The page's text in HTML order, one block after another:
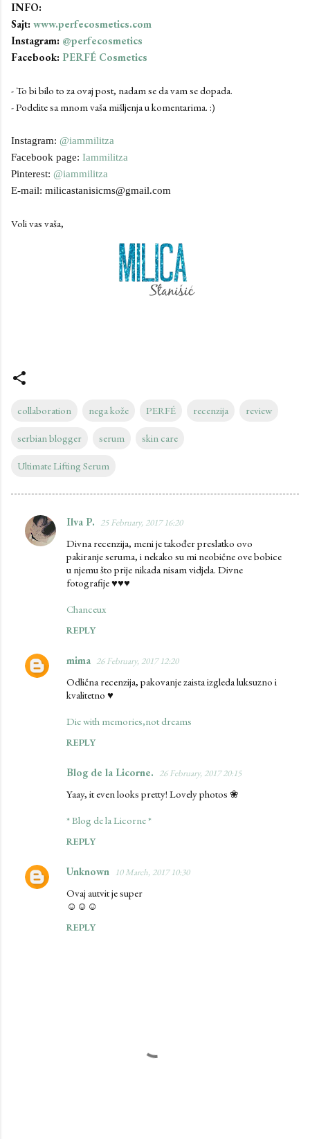
INFO:
Sajt: www.perfecosmetics.com
Instagram: @perfecosmetics
Facebook: PERFÉ Cosmetics
- To bi bilo to za ovaj post, nadam se da vam se dopada.
- Podelite sa mnom vaša mišljenja u komentarima. :)
Instagram: @iammilitza
Facebook page: Iammilitza
Pinterest: @iammilitza
E-mail: milicastanisicms@gmail.com
Voli vas vaša,
collaboration nega kože PERFÉ recenzija review
serbian blogger serum skin care
Ultimate Lifting Serum
C
s
Ilva P. 25 February, 2017 16:20
Divna recenzija, meni je također preslatko ovo
pakiranje seruma, i nekako su mi neobične ove bobice
u njemu što prije nikada nisam vidjela. Divne
fotografije ♥♥♥
Chanceux
REPLY
mima 26 February, 2017 12:20
Odlična recenzija, pakovanje zaista izgleda luksuzno i
kvalitetno ♥
Die with memories,not dreams
REPLY
Blog de la Licorne. 26 February, 2017 20:15
Yaay, it even looks pretty! Lovely photos ❀
* Blog de la Licorne *
REPLY
Unknown 10 March, 2017 10:30
Ovaj autvit je super
☺☺☺
REPLY